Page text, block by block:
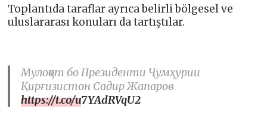
Toplantıda taraflar ayrıca belirli bölgesel ve
uluslararası konuları da tartıştılar.
Мулоқот бо Президенти Ҷумҳурии
Қирғизистон Садир Жапаров
https://t.co/u7YAdRVqU2